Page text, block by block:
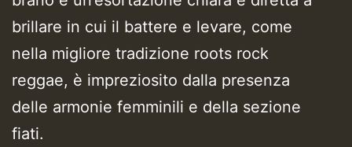
brillare in cui il battere e levare, come
nella migliore tradizione roots rock
reggae, è impreziosito dalla presenza
delle armonie femminili e della sezione
fiati.